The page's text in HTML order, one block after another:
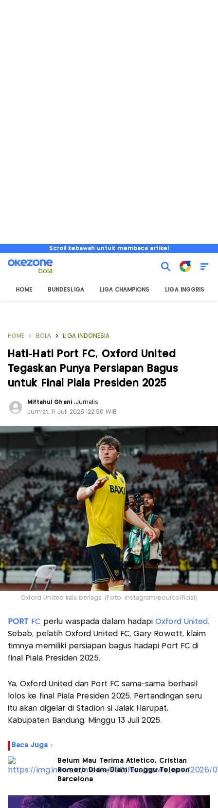
Scroll kebawah untuk membaca artikel
HOME BUNDESLIGA LIGA CHAMPIONS LIGA INGGRIS
HOME BOLA LIGA INDONESIA
Hati-Hati Port FC, Oxford United
Tegaskan Punya Persiapan Bagus
untuk Final Piala Presiden 2025
Miftahul Ghani ,Jurnalis
Jum'at, 11 Juli 2025 |22:58 WIB
Oxford United kala berlaga. (Foto: Instagram/@oufcofficial)
PORT FC perlu waspada dalam hadapiOxford United.
Sebab, pelatih Oxford United FC, Gary Rowett, klaim
timnya memiliki persiapan bagus hadapi Port FC di
final Piala Presiden 2025.
Ya, Oxford United dan Port FC sama-sama berhasil
lolos ke final Piala Presiden 2025. Pertandingan seru
itu akan digelar di Stadion si Jalak Harupat,
Kabupaten Bandung, Minggu 13 Juli 2025.
Baca Juga :
Belum Mau Terima Atletico, Cristian
Romero Diam-Diam Tunggu Telepon
Barcelona